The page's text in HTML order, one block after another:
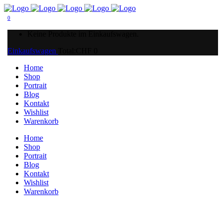
0
Einkaufswagen
Home
Shop
Portrait
Blog
Kontakt
Wishlist
Warenkorb
Home
Shop
Portrait
Blog
Kontakt
Wishlist
Warenkorb